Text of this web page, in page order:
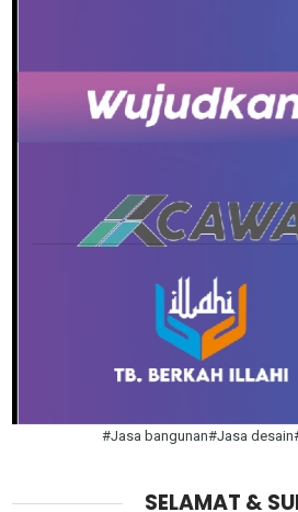
#Jasa bangunan#Jasa
SELAMAT &